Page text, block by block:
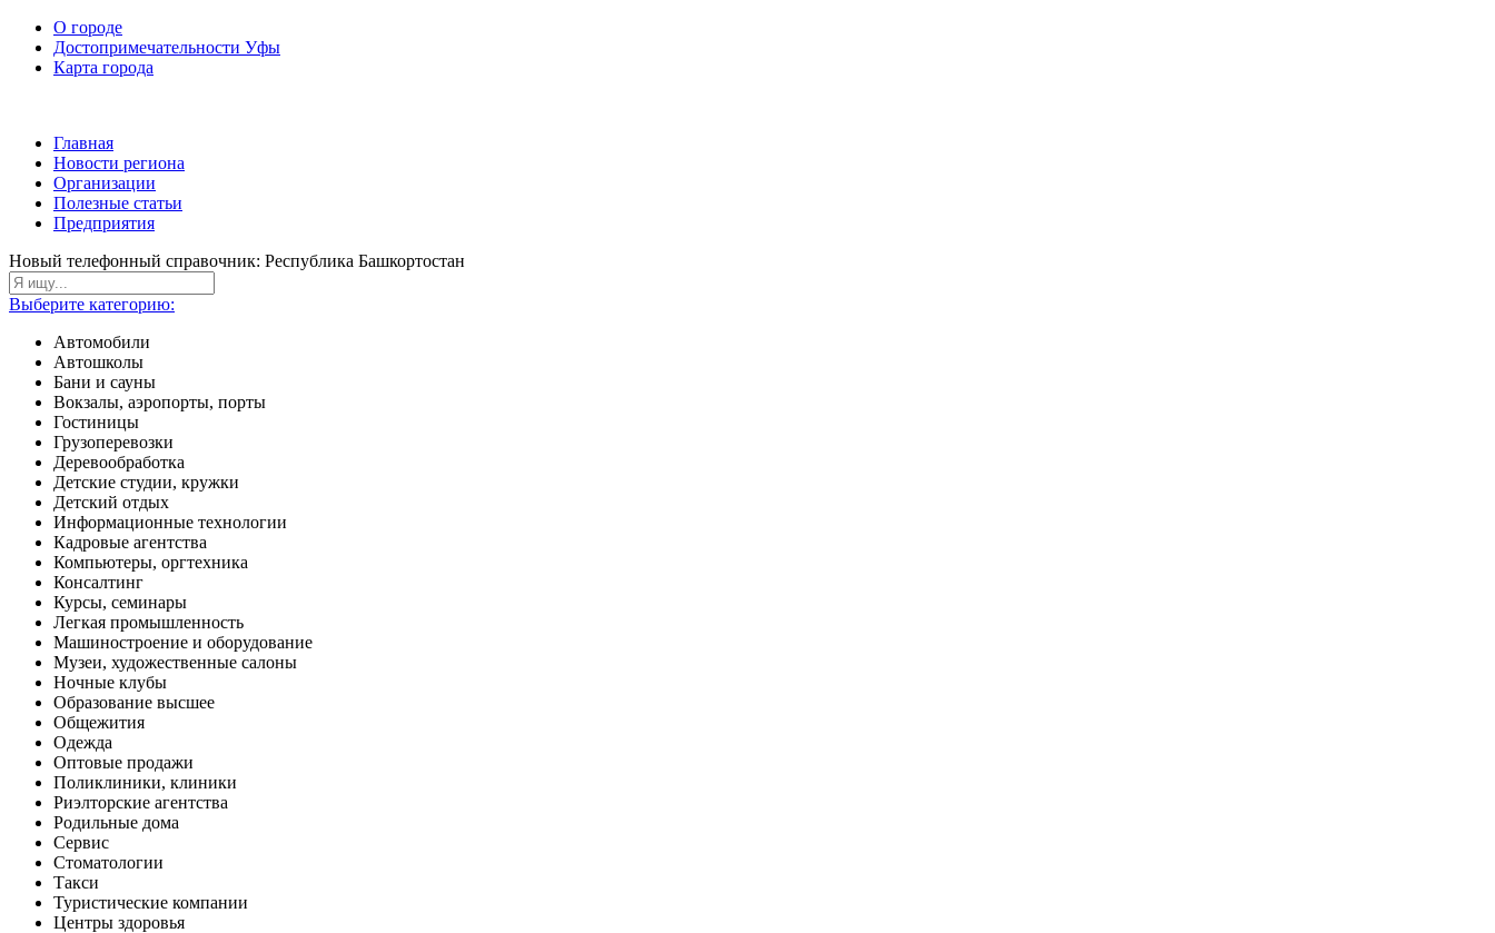
О городе
Достопримечательности Уфы
Карта города
Главная
Новости региона
Организации
Полезные статьи
Предприятия
Новый телефонный справочник: Республика Башкортостан
Выберите категорию:
Автомобили
Автошколы
Бани и сауны
Вокзалы, аэропорты, порты
Гостиницы
Грузоперевозки
Деревообработка
Детские студии, кружки
Детский отдых
Информационные технологии
Кадровые агентства
Компьютеры, оргтехника
Консалтинг
Курсы, семинары
Легкая промышленность
Машиностроение и оборудование
Музеи, художественные салоны
Ночные клубы
Образование высшее
Общежития
Одежда
Оптовые продажи
Поликлиники, клиники
Риэлторские агентства
Родильные дома
Сервис
Стоматологии
Такси
Туристические компании
Центры здоровья